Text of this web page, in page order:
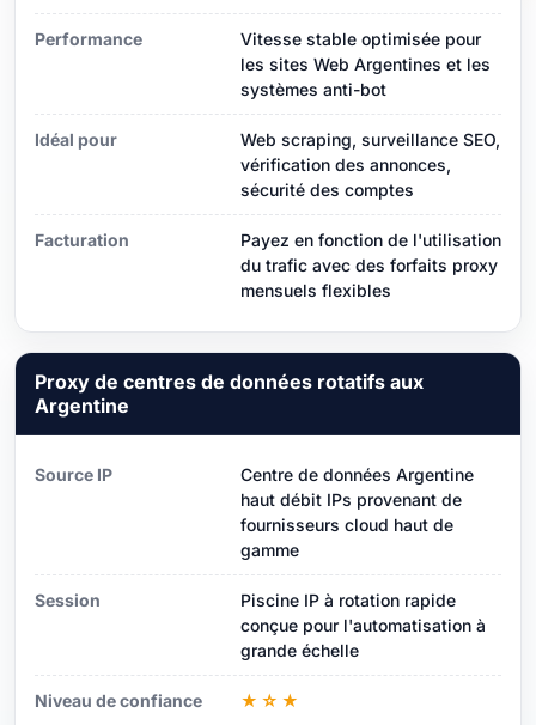
Performance
Vitesse stable optimisée pour
les sites Web Argentines et les
systèmes anti-bot
Idéal pour
Web scraping, surveillance SEO,
vérification des annonces,
sécurité des comptes
Facturation
Payez en fonction de l'utilisation
du trafic avec des forfaits proxy
mensuels flexibles
Proxy de centres de données rotatifs aux
Argentine
Source IP
Centre de données Argentine
haut débit IPs provenant de
fournisseurs cloud haut de
gamme
Session
Piscine IP à rotation rapide
conçue pour l'automatisation à
grande échelle
Niveau de confiance ★☆★